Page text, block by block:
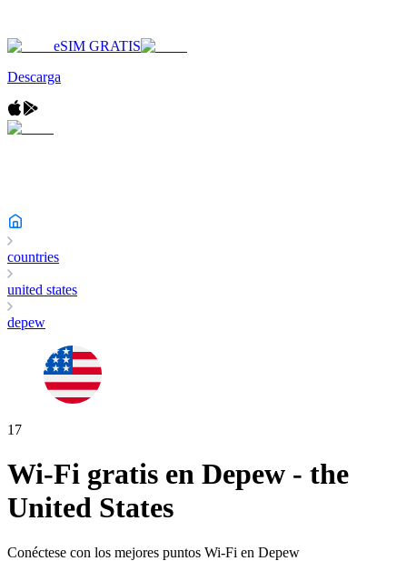
eSIM GRATIS
Descarga
countries
united states
depew
17
Wi-Fi gratis en Depew - the
United States
Conéctese con los mejores puntos Wi-Fi en Depew